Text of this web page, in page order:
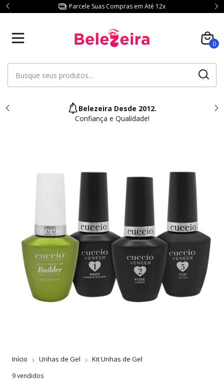
Parcele Suas Compras em Até 12x
0
Belezeira Desde 2012.
Confiança e Qualidade!
Início Unhas de Gel Kit Unhas de Gel
9 vendidos